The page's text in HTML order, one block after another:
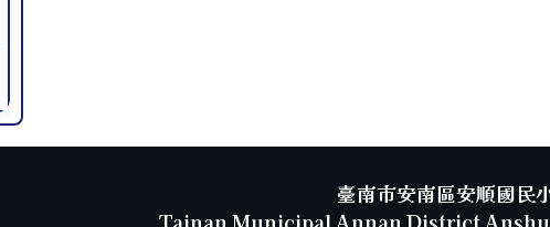
臺南市安南區安順國民